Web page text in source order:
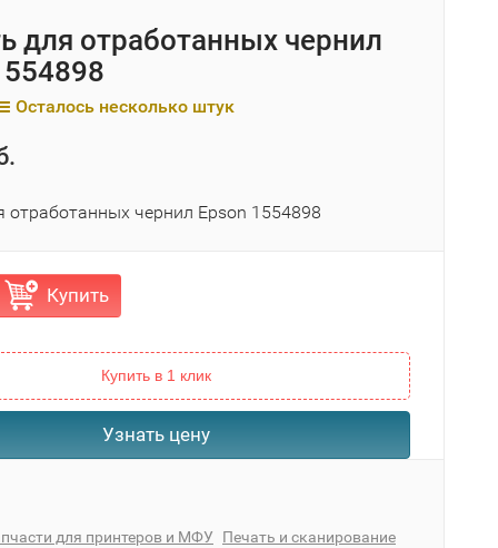
для отработанных чернил
Осталось несколько штук
отработанных чернил Epson 1554898
Купить
Купить в 1 клик
Узнать цену
для принтеров и МФУ
Печать и сканирование